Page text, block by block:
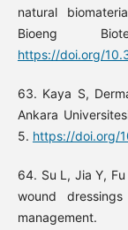
natural
Bioeng
https://doi.org/
63. Kaya S,
Ankara
5. https://doi.org/
64. Su L, Jia Y,
wound